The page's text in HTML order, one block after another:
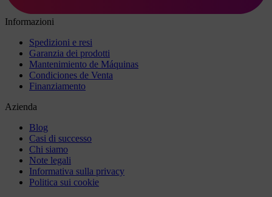
Informazioni
Spedizioni e resi
Garanzia dei prodotti
Mantenimiento de Máquinas
Condiciones de Venta
Finanziamento
Azienda
Blog
Casi di successo
Chi siamo
Note legali
Informativa sulla privacy
Politica sui cookie